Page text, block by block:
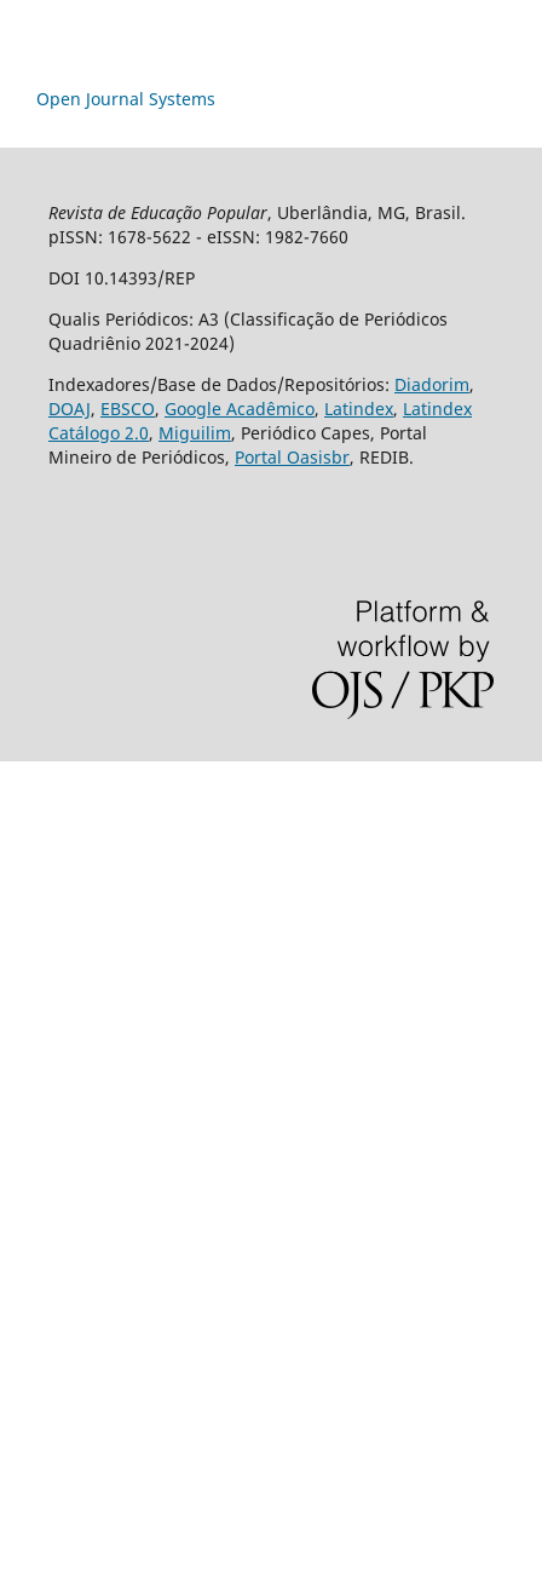
Open Journal Systems
Revista de Educação Popular, Uberlândia, MG, Brasil.
pISSN: 1678-5622 - eISSN: 1982-7660
DOI 10.14393/REP
Qualis Periódicos: A3 (Classificação de Periódicos
Quadriênio 2021-2024)
Indexadores/Base de Dados/Repositórios: Diadorim,
DOAJ, EBSCO, Google Acadêmico, Latindex, Latindex
Catálogo 2.0, Miguilim, Periódico Capes, Portal
Mineiro de Periódicos, Portal Oasisbr, REDIB.